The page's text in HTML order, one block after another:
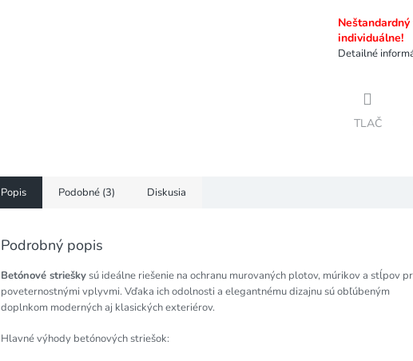
individuálne!
Detailné
TLAČ
Popis Podobné (3) Diskusia
Podrobný popis
Betónové strieškysú ideálne riešenie na ochranu murovaných plotov, múrikov a stĺpov
poveternostnými vplyvmi. Vďaka ich odolnosti a elegantnému dizajnu sú obľúbeným
doplnkom moderných aj klasických exteriérov.
Hlavné výhody betónových striešok: